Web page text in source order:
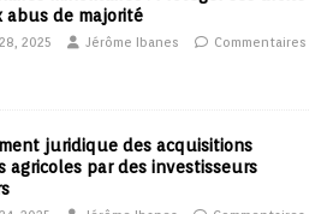
abus de majorité
2025 Jérôme Ibanes
Commentaires
juridique des acquisitions
agricoles par des investisseurs